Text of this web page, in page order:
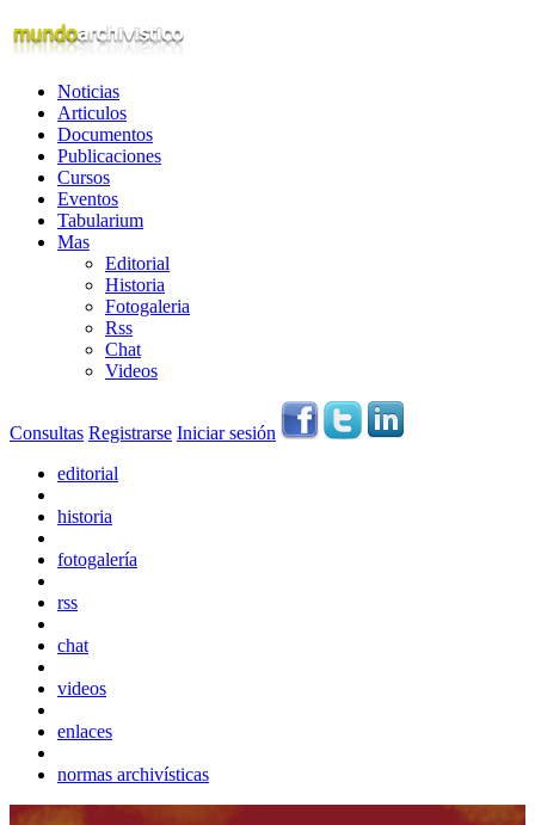
Noticias
Articulos
Documentos
Publicaciones
Cursos
Eventos
Tabularium
Mas
Editorial
Historia
Fotogaleria
Rss
Chat
Videos
Consultas Registrarse Iniciar sesión
editorial
historia
fotogalería
rss
chat
videos
enlaces
normas archivísticas